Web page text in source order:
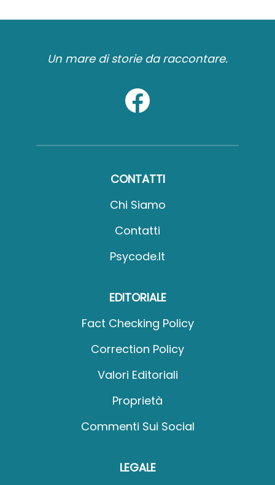
Un mare di storie da raccontare.
CONTATTI
Chi Siamo
Contatti
Psycode.it
EDITORIALE
Fact Checking Policy
Correction Policy
Valori Editoriali
Proprietà
Commenti Sui Social
LEGALE